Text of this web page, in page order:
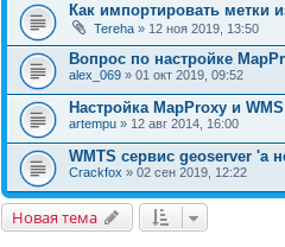
Как импортировать метки
Tereha » 12 ноя 2019, 13:50
Вопрос по настройке
alex_069 » 01 окт 2019, 09:52
Настройка MapProxy и
artempu » 12 авг 2014, 16:00
WMTS сервис geoserver 'a
Crackfox » 02 сен 2019, 12:22
Новая тема